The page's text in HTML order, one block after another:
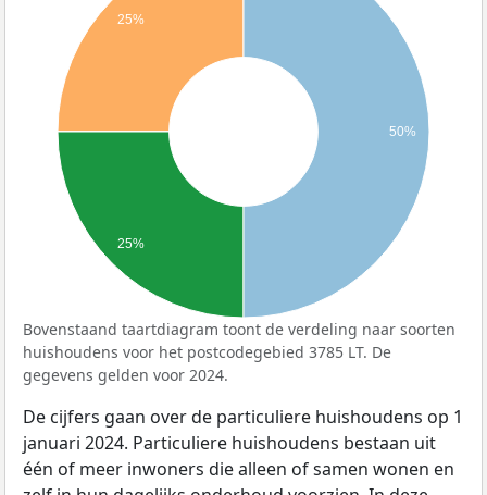
25%
25%
50%
Bovenstaand taartdiagram toont de verdeling naar soorten
huishoudens voor het postcodegebied 3785 LT. De
gegevens gelden voor 2024.
De cijfers gaan over de particuliere huishoudens op 1
januari 2024. Particuliere huishoudens bestaan uit
één of meer inwoners die alleen of samen wonen en